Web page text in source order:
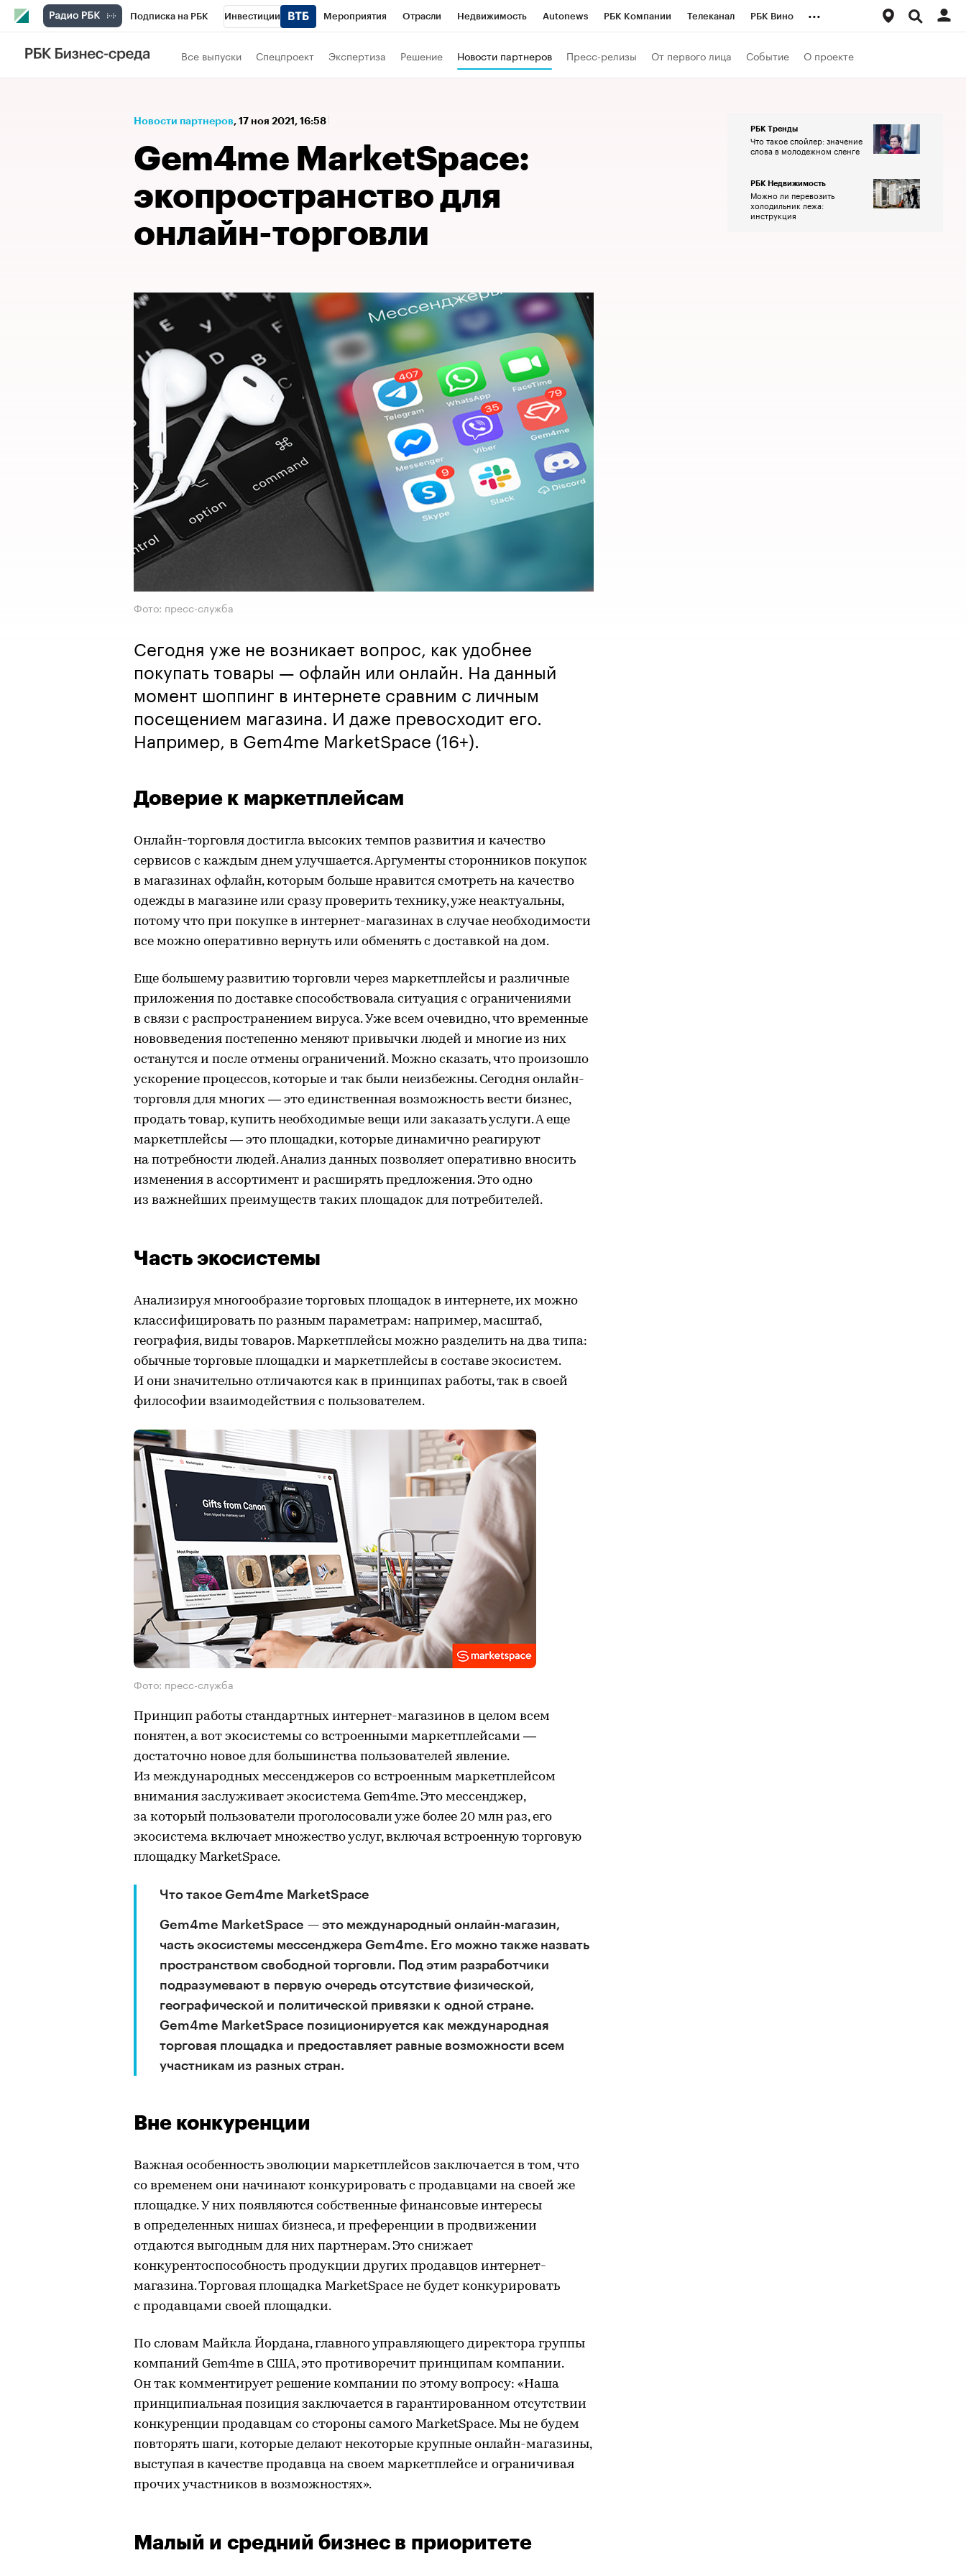
Подписка на РБК Инвестиции Мероприятия Отрасли Недвижимость Autonews РБК Компании Телеканал РБК Вино
Спорт
Технологии и медиа Рынок наличной валюты
...
Все выпуски Спецпроект Экспертиза Решение Новости партнеров Пресс-релизы От первого лица Событие О проекте
Новости партнеров⁠, 17 ноя 2021, 16:58
Gem4me MarketSpace:
экопространство для
онлайн-торговли
Фото: пресс-служба
Сегодня уже не возникает вопрос, как удобнее
покупать товары — офлайн или онлайн. На данный
момент шоппинг в интернете сравним с личным
посещением магазина. И даже превосходит его.
Например, в Gem4me MarketSpace (16+).
Доверие к маркетплейсам
Онлайн-торговля достигла высоких темпов развития и качество
сервисов с каждым днем улучшается. Аргументы сторонников покупок
в магазинах офлайн, которым больше нравится смотреть на качество
одежды в магазине или сразу проверить технику, уже неактуальны,
потому что при покупке в интернет-магазинах в случае необходимости
все можно оперативно вернуть или обменять с доставкой на дом.
Еще большему развитию торговли через маркетплейсы и различные
приложения по доставке способствовала ситуация с ограничениями
в связи с распространением вируса. Уже всем очевидно, что временные
нововведения постепенно меняют привычки людей и многие из них
останутся и после отмены ограничений. Можно сказать, что произошло
ускорение процессов, которые и так были неизбежны. Сегодня онлайн-
торговля для многих — это единственная возможность вести бизнес,
продать товар, купить необходимые вещи или заказать услуги. А еще
маркетплейсы — это площадки, которые динамично реагируют
на потребности людей. Анализ данных позволяет оперативно вносить
изменения в ассортимент и расширять предложения. Это одно
из важнейших преимуществ таких площадок для потребителей.
Часть экосистемы
Анализируя многообразие торговых площадок в интернете, их можно
классифицировать по разным параметрам: например, масштаб,
география, виды товаров. Маркетплейсы можно разделить на два типа:
обычные торговые площадки и маркетплейсы в составе экосистем.
И они значительно отличаются как в принципах работы, так в своей
философии взаимодействия с пользователем.
Фото: пресс-служба
Принцип работы стандартных интернет-магазинов в целом всем
понятен, а вот экосистемы со встроенными маркетплейсами —
достаточно новое для большинства пользователей явление.
Из международных мессенджеров со встроенным маркетплейсом
внимания заслуживает экосистема Gem4me. Это мессенджер,
за который пользователи проголосовали уже более 20 млн раз, его
экосистема включает множество услуг, включая встроенную торговую
площадку MarketSpace.
Что такое Gem4me MarketSpace
Gem4me MarketSpace — это международный онлайн-магазин,
часть экосистемы мессенджера Gem4me. Его можно также назвать
пространством свободной торговли. Под этим разработчики
подразумевают в первую очередь отсутствие физической,
географической и политической привязки к одной стране.
Gem4me MarketSpace позиционируется как международная
торговая площадка и предоставляет равные возможности всем
участникам из разных стран.
Вне конкуренции
Важная особенность эволюции маркетплейсов заключается в том, что
со временем они начинают конкурировать с продавцами на своей же
площадке. У них появляются собственные финансовые интересы
в определенных нишах бизнеса, и преференции в продвижении
отдаются выгодным для них партнерам. Это снижает
конкурентоспособность продукции других продавцов интернет-
магазина. Торговая площадка MarketSpace не будет конкурировать
с продавцами своей площадки.
По словам Майкла Йордана, главного управляющего директора группы
компаний Gem4me в США, это противоречит принципам компании.
Он так комментирует решение компании по этому вопросу: «Наша
принципиальная позиция заключается в гарантированном отсутствии
конкуренции продавцам со стороны самого MarketSpace. Мы не будем
повторять шаги, которые делают некоторые крупные онлайн-магазины,
выступая в качестве продавца на своем маркетплейсе и ограничивая
прочих участников в возможностях».
Малый и средний бизнес в приоритете
РБК Тренды
Что такое спойлер: значение
слова в молодежном сленге
РБК Недвижимость
Можно ли перевозить
холодильник лежа:
инструкция